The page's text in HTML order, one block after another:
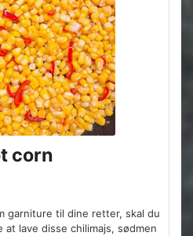
corn
garniture til dine retter, skal du
lave disse chilimajs, sødmen